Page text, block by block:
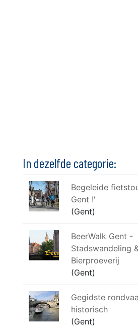
In dezelfde categorie:
Begeleide
Gent !'
(Gent)
BeerWalk Gent -
Stadswandeling
Bierproeverij
(Gent)
Gegidste
historisch
(Gent)